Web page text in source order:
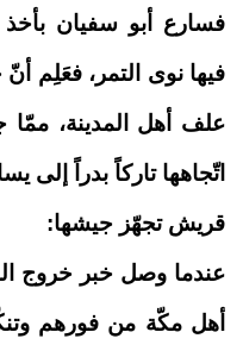
فسارع أبو سفيان
فيها نوى التمر، فعَلِم
علف أهل المدينة، ممّا
اتّجاهها تاركاً بدراً إلى
قريش تجهّز جيشها:
عندما وصل خبر خروج
أهل مكّة من فورهم